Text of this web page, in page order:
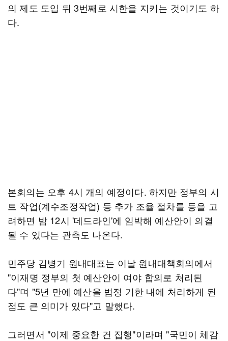
의 제도 도입 뒤 3번째로 시한을 지키는 것이기도 하
다.
본회의는 오후 4시 개의 예정이다. 하지만 정부의 시
트 작업(계수조정작업) 등 추가 조율 절차를 등을 고
려하면 밤 12시 '데드라인'에 임박해 예산안이 의결
될 수 있다는 관측도 나온다.
민주당 김병기 원내대표는 이날 원내대책회의에서
"이재명 정부의 첫 예산안이 여야 합의로 처리된
다"며 "5년 만에 예산을 법정 기한 내에 처리하게 된
점도 큰 의미가 있다"고 말했다.
그러면서 "이제 중요한 건 집행"이라며 "국민이 체감